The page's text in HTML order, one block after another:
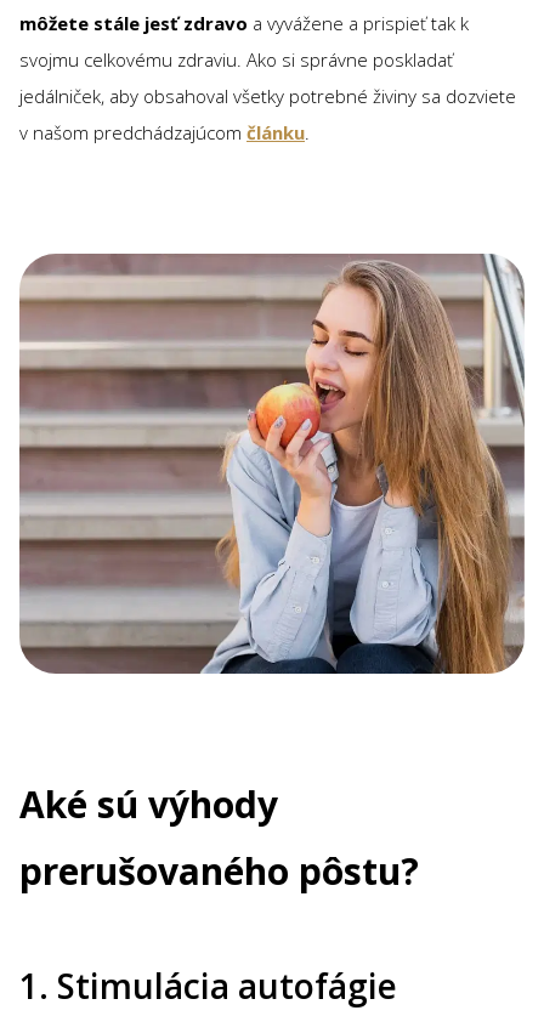
môžete stále jesť zdravo a vyvážene a prispieť tak k
svojmu celkovému zdraviu. Ako si správne poskladať
jedálniček, aby obsahoval všetky potrebné živiny sa dozviete
v našom predchádzajúcom článku
Aké sú výhody
prerušovaného pôstu?
1. Stimulácia autofágie